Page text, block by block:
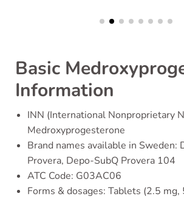
Basic
Information
INN (International Nonproprietary
Medroxyprogesterone
Brand names available in Sweden:
Provera, Depo-SubQ Provera 104
ATC Code: G03AC06
Forms & dosages: Tablets (2.5 mg,